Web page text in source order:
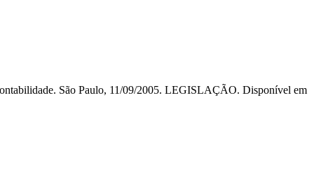
São Paulo, 11/09/2005. LEGISLAÇÃO. Disponível em